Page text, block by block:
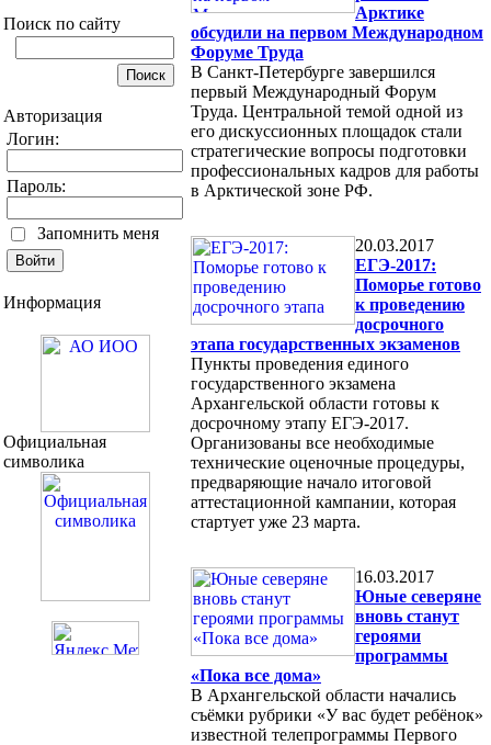
Поиск по сайту
Авторизация
Логин:
Пароль:
Запомнить меня
Информация
Официальная
символика
Арктике
обсудили на первом Международном
Форуме Труда
В Санкт-Петербурге завершился
первый Международный Форум
Труда. Центральной темой одной из
его дискуссионных площадок стали
стратегические вопросы подготовки
профессиональных кадров для работы
в Арктической зоне РФ.
20.03.2017
ЕГЭ-2017:
Поморье готово
к проведению
досрочного
этапа государственных экзаменов
Пункты проведения единого
государственного экзамена
Архангельской области готовы к
досрочному этапу ЕГЭ-2017.
Организованы все необходимые
технические оценочные процедуры,
предваряющие начало итоговой
аттестационной кампании, которая
стартует уже 23 марта.
16.03.2017
Юные северяне
вновь станут
героями
программы
«Пока все дома»
В Архангельской области начались
съёмки рубрики «У вас будет ребёнок»
известной телепрограммы Первого